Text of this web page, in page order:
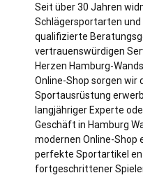
Seit über 30 Jahren
Schlägersportarten und
qualifizierte
vertrauenswürdigen
Herzen Hamburg-
Online-Shop sorgen wir
Sportausrüstung
langjähriger Experte
Geschäft in Hamburg
modernen Online-Shop
perfekte Sportartikel
fortgeschrittener